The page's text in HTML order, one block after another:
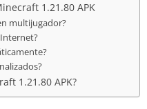
1.21.80 APK
multijugador?
1.21.80 APK?